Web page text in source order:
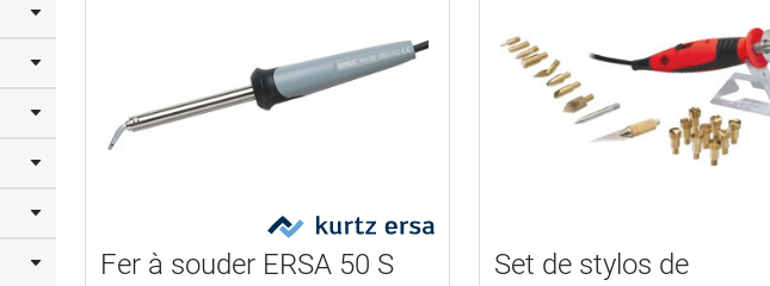
Fer à souder ERSA 50 S
Set de stylos de